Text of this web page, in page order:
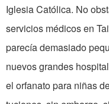
Iglesia Católica. No
servicios médicos en
parecía demasiado
nuevos grandes
el orfanato para niñas